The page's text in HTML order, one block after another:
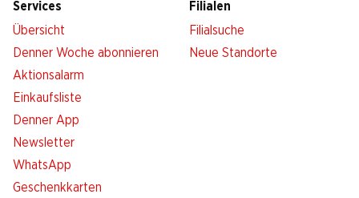
Services
Übersicht
Denner Woche abonnieren
Aktionsalarm
Einkaufsliste
Denner App
Newsletter
WhatsApp
Geschenkkarten
Filialen
Filialsuche
Neue Standorte